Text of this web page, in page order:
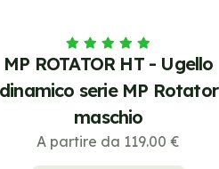
MP ROTATOR HT - Ugello
dinamico serie MP Rotator
maschio
A partire da 119.00 €